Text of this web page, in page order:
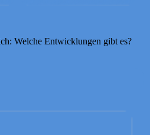
Welche Entwicklungen gibt es?